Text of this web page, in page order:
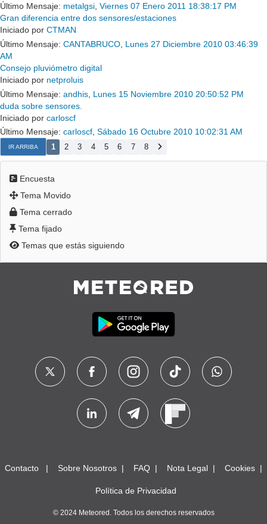
Último Mensaje: metalgsi, Viernes 07 Enero 2011 18:38:17 PM
Gran diferencia entre dos sensores/estaciones
Iniciado por CTMAN
Último Mensaje: CANTABRUCO Lunes 27 Diciembre 2010 03:46:39
AM
Consejo pluviómetro digital
Iniciado por netproluis
Último Mensaje: andhis Lunes 15 Noviembre 2010 20:50:52 PM
duda sobre sensores.
Iniciado por carloscf
Último Mensaje: carloscf, Sábado 16 Octubre 2010 10:02:31 AM
IR ARRIBA 1 2 3 4 5 6 7 8
Encuesta
Tema Movido
Tema cerrado
Tema fijado
Temas que estás siguiendo
Contacto Sobre Nosotros FAQ Nota Legal Cookies
Política de Privacidad
© 2024 Meteored. Todos los derechos reservados